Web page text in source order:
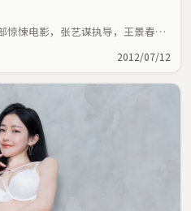
惊悚电影，张艺谋执导，王景春、
2012/07/12